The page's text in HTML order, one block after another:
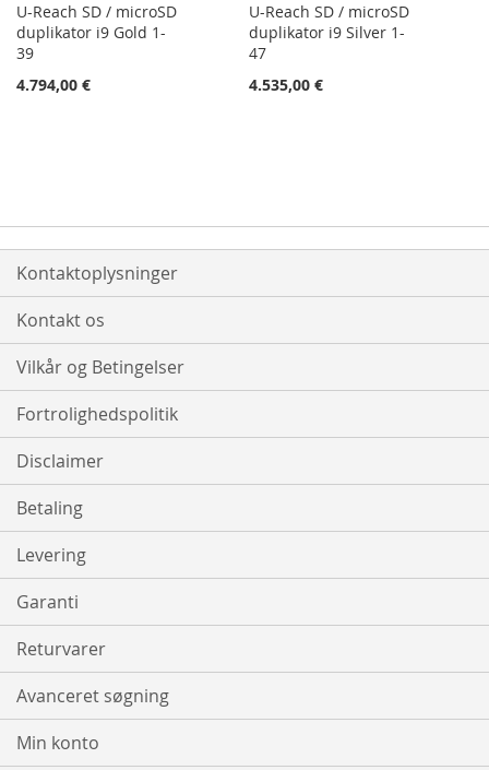
U-Reach SD / microSD
duplikator i9 Gold 1-
39
4.794,00 €
U-Reach SD / microSD
duplikator i9 Silver 1-
47
4.535,00 €
Kontaktoplysninger
Kontakt os
Vilkår og Betingelser
Fortrolighedspolitik
Disclaimer
Betaling
Levering
Garanti
Returvarer
Avanceret søgning
Min konto